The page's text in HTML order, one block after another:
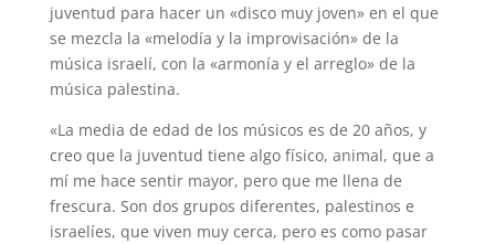
juventud para hacer un «disco muy joven» en el que
se mezcla la «melodía y la improvisación» de la
música israelí, con la «armonía y el arreglo» de la
música palestina.
«La media de edad de los músicos es de 20 años, y
creo que la juventud tiene algo físico, animal, que a
mí me hace sentir mayor, pero que me llena de
frescura. Son dos grupos diferentes, palestinos e
israelíes, que viven muy cerca, pero es como pasar